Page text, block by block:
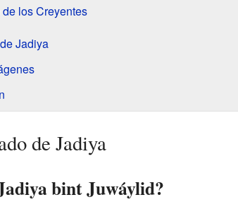
los Creyentes
Jadiya
de Jadiya
bint Juwáylid?